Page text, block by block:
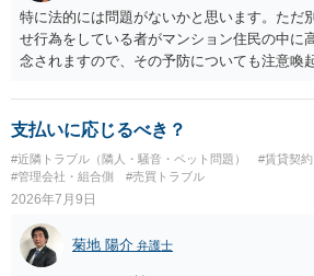
植え等で供養する「プランター葬」や、ペッ
されるのが確実かと思います。
特に法的には問題がないかと思います。ただ
せ行為をしている者がマンション住民の中に
念されますので、その予防についても注意喚
支払いに応じるべき？
#近隣トラブル（隣人・騒音・ペット問題）
#賃貸契
#管理会社・組合側
#売買トラブル
2026年7月9日
菊地 陽介 弁護士